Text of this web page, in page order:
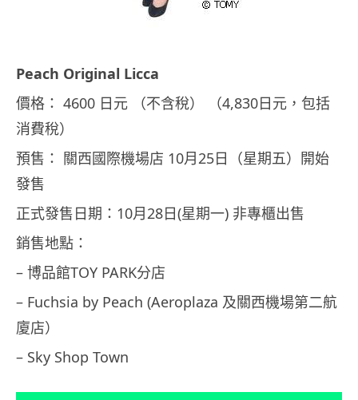
Peach Original Licca
價格： 4600 日元 （不含稅） （4,830日元，包括
消費稅）
預售： 關西國際機場店 10月25日（星期五）開始
發售
正式發售日期：10月28日(星期一) 非專櫃出售
銷售地點：
– 博品館TOY PARK分店
– Fuchsia by Peach (Aeroplaza 及關西機場第二航
廈店）
– Sky Shop Town